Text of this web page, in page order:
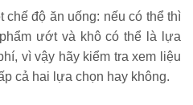
chế độ ăn uống: nếu có thể thì
ướt và khô có thể là lựa
vì vậy hãy kiểm tra xem liệu
cả hai lựa chọn hay không.